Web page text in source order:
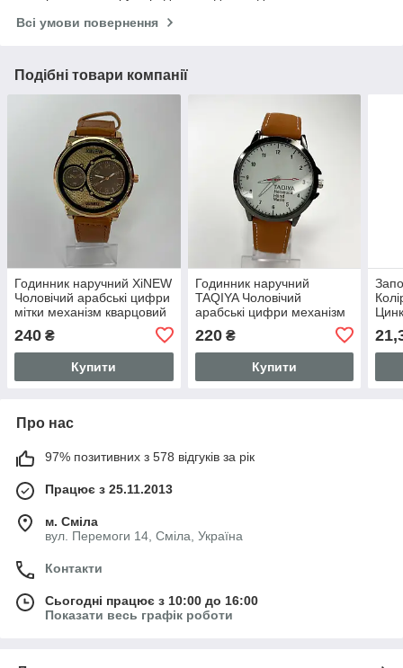
Всі умови повернення
Подібні товари компанії
Годинник наручний XiNEW
Чоловічий арабські цифри
мітки механізм кварцовий
Коричневий
240 ₴
Купити
Годинник наручний
TAQIYA Чоловічий
арабські цифри механізм
кварцовий ремінець Еко-
шкіра Коричневий
220₴
Купити
Про нас
97% позитивних з 578 відгуків за рік
Працює з 25.11.2013
м. Сміла
вул. Перемоги 14, Сміла, Україна
Контакти
Сьогодні працює з 10:00 до 16:00
Показати весь графік роботи